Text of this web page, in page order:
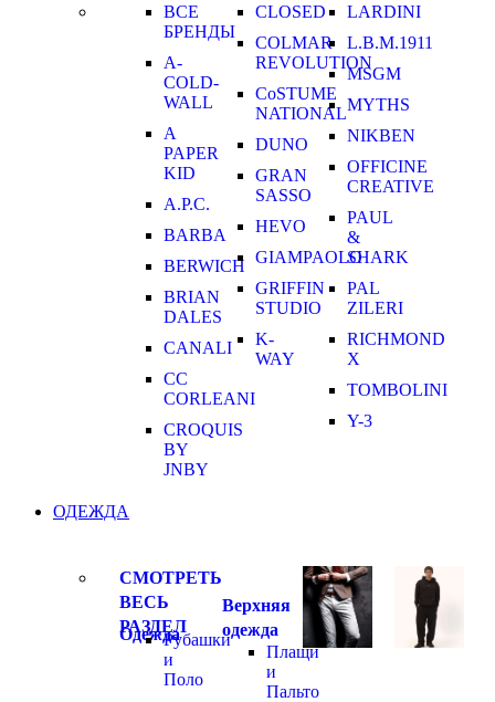
ВСЕ
БРЕНДЫ
A-
COLD-
WALL
A
PAPER
KID
A.P.C.
BARBA
BERWICH
BRIAN
DALES
CANALI
CC
CORLEANI
CROQUIS
BY
JNBY
CLOSED
COLMAR
REVOLUTION
CoSTUME
NATIONAL
DUNO
GRAN
SASSO
HEVO
GIAMPAOLO
GRIFFIN
STUDIO
K-
WAY
LARDINI
L.B.M.1911
MSGM
MYTHS
NIKBEN
OFFICINE
CREATIVE
PAUL
&
SHARK
PAL
ZILERI
RICHMOND
X
TOMBOLINI
Y-3
ОДЕЖДА
СМОТРЕТЬ
ВЕСЬ
РАЗДЕЛ
ОдеждаРубашки
и
Поло
Верхняя
одежда
Плащи
и
Пальто